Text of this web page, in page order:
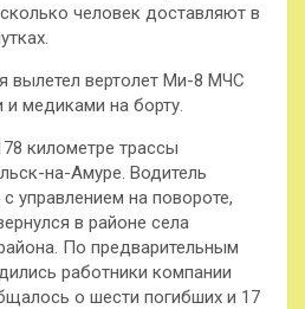
человек доставляют в
вылетел вертолет Ми-8 МЧС
и медиками на борту.
километре трассы
на-Амуре. Водитель
управлением на повороте,
в районе села
По предварительным
работники компании
о шести погибших и 17